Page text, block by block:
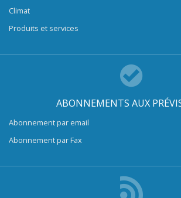
Climat
Produits et services
ABONNEMENTS AUX
Abonnement par email
Abonnement par Fax